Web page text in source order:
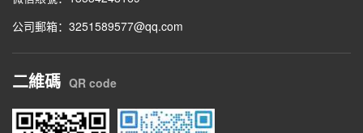
公司郵箱：3251589577@qq.com
二維碼 QR code